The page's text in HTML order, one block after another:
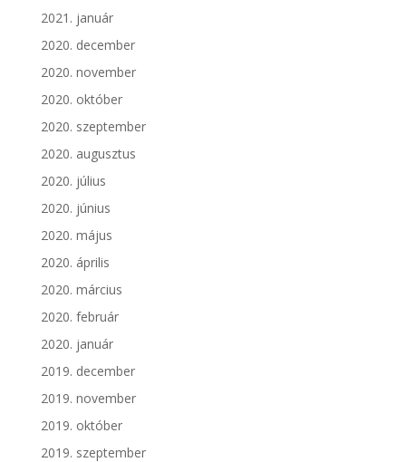
2021. január
2020. december
2020. november
2020. október
2020. szeptember
2020. augusztus
2020. július
2020. június
2020. május
2020. április
2020. március
2020. február
2020. január
2019. december
2019. november
2019. október
2019. szeptember